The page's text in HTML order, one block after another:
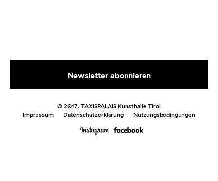
© 2017. TAXISPALAIS Kunsthalle Tirol
Impressum
Datenschutzerklärung Nutzungsbedingungen